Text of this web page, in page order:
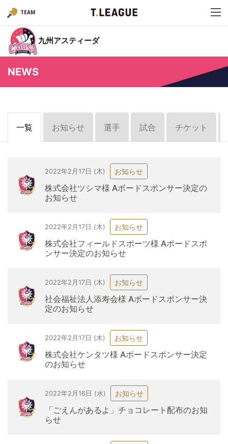
TEAM
九州アスティーダ
NEWS
一覧 お知らせ 選手 試合 チケット
2022年2月17日 (木) お知らせ
株式会社ツシマ様 Aボードスポンサー決定の
お知らせ
2022年2月17日 (木) お知らせ
株式会社フィールドスポーツ様 Aボードスポ
ンサー決定のお知らせ
2022年2月17日 (木) お知らせ
社会福祉法人添寿会様 Aボードスポンサー決
定のお知らせ
2022年2月17日 (木) お知らせ
株式会社ケンタツ様 Aボードスポンサー決定
のお知らせ
2022年2月16日 (水) お知らせ
「ごえんがあるよ」チョコレート配布のお知
らせ